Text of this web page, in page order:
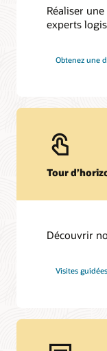
Réaliser
experts
Obtenez une
Tour
Découvrir
Visites guidées